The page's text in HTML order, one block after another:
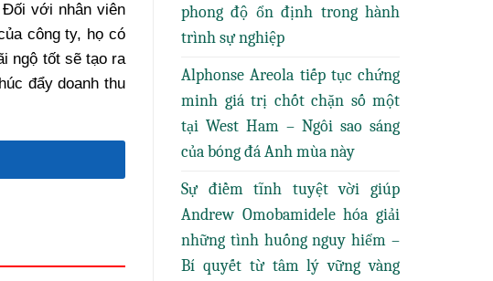
Đối với nhân viên
công ty, họ có
ngộ tốt sẽ tạo ra
đẩy doanh thu
phong độ ổn định trong hành
trình sự nghiệp
Alphonse Areola tiếp tục chứng
minh giá trị chốt chặn số một
tại West Ham – Ngôi sao sáng
của bóng đá Anh mùa này
Sự điềm tĩnh tuyệt vời giúp
Andrew Omobamidele hóa giải
những tình huống nguy hiểm –
Bí quyết từ tâm lý vững vàng